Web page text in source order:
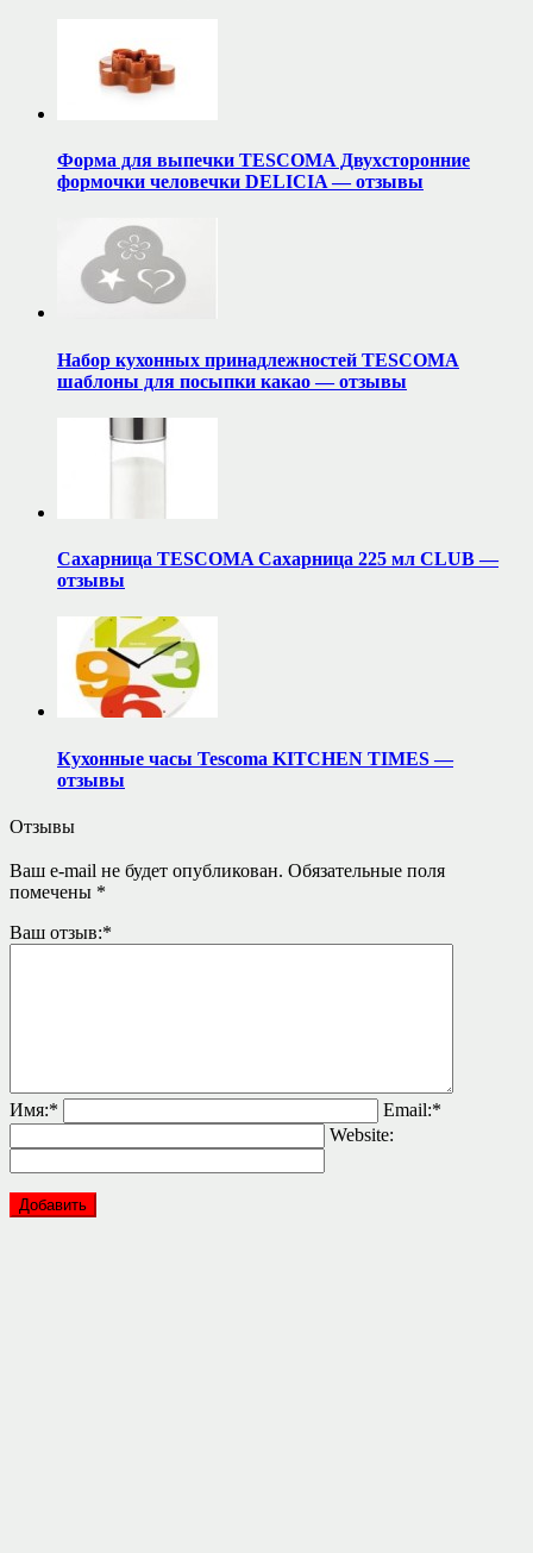
Форма для выпечки TESCOMA Двухсторонние
формочки человечки DELICIA — отзывы
Набор кухонных принадлежностей TESCOMA
шаблоны для посыпки какао — отзывы
Сахарница TESCOMA Сахарница 225 мл CLUB —
отзывы
Кухонные часы Tescoma KITCHEN TIMES —
отзывы
Отзывы
Ваш e-mail не будет опубликован. Обязательные поля
помечены *
Ваш отзыв:*
Имя:* Email:*
Website: